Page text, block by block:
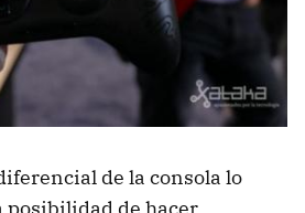
de la consola lo